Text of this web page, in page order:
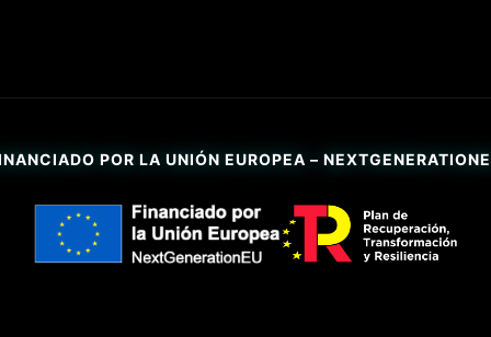
POR LA UNIÓN EUROPEA –